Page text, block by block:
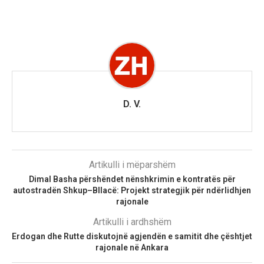
D. V.
Artikulli i mëparshëm
Dimal Basha përshëndet nënshkrimin e kontratës për
autostradën Shkup–Bllacë: Projekt strategjik për ndërlidhjen
rajonale
Artikulli i ardhshëm
Erdogan dhe Rutte diskutojnë agjendën e samitit dhe çështjet
rajonale në Ankara